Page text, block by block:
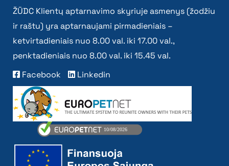
ŽŪDC Klientų aptarnavimo skyriuje asmenys (žodžiu
ir raštu) yra aptarnaujami pirmadieniais –
ketvirtadieniais nuo 8.00 val. iki 17.00 val.,
penktadieniais nuo 8.00 val. iki 15.45 val.
Facebook
Linkedin